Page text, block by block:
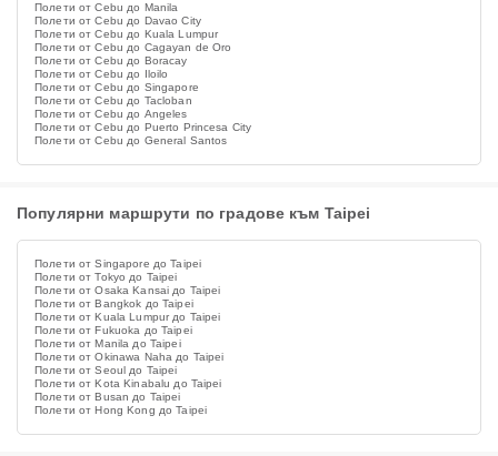
Полети от Cebu до Manila
Полети от Cebu до Davao City
Полети от Cebu до Kuala Lumpur
Полети от Cebu до Cagayan de Oro
Полети от Cebu до Boracay
Полети от Cebu до Iloilo
Полети от Cebu до Singapore
Полети от Cebu до Tacloban
Полети от Cebu до Angeles
Полети от Cebu до Puerto Princesa City
Полети от Cebu до General Santos
Популярни маршрути по градове към Taipei
Полети от Singapore до Taipei
Полети от Tokyo до Taipei
Полети от Osaka Kansai до Taipei
Полети от Bangkok до Taipei
Полети от Kuala Lumpur до Taipei
Полети от Fukuoka до Taipei
Полети от Manila до Taipei
Полети от Okinawa Naha до Taipei
Полети от Seoul до Taipei
Полети от Kota Kinabalu до Taipei
Полети от Busan до Taipei
Полети от Hong Kong до Taipei